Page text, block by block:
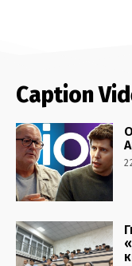
Caption